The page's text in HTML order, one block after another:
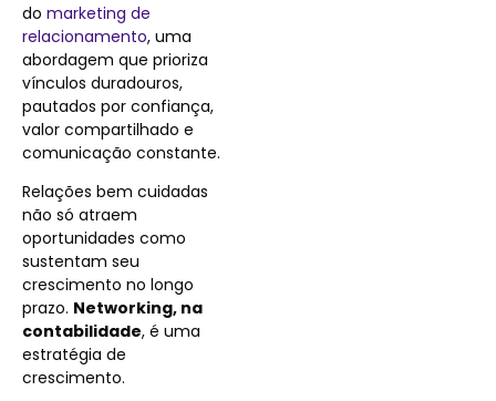
do marketing de
relacionamento, uma
abordagem que prioriza
vínculos duradouros,
pautados por confiança,
valor compartilhado e
comunicação constante.
Relações bem cuidadas
não só atraem
oportunidades como
sustentam seu
crescimento no longo
prazo. Networking, na
contabilidade, é uma
estratégia de
crescimento.